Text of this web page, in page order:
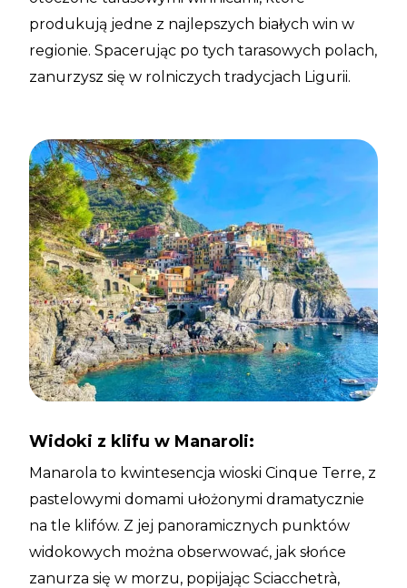
produkują jedne z najlepszych białych win w
regionie. Spacerując po tych tarasowych polach,
zanurzysz się w rolniczych tradycjach Ligurii.
Widoki z klifu w Manaroli:
Manarola to kwintesencja wioski Cinque Terre, z
pastelowymi domami ułożonymi dramatycznie
na tle klifów. Z jej panoramicznych punktów
widokowych można obserwować, jak słońce
zanurza się w morzu, popijając Sciacchetrà,